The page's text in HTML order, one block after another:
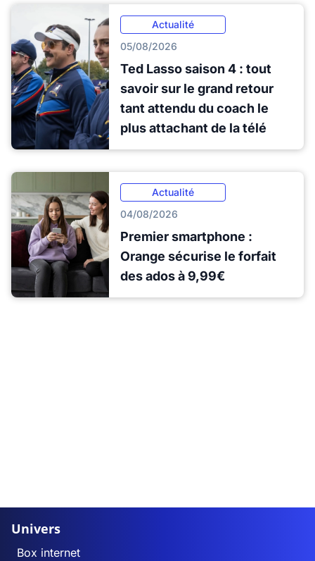
Actualité
05/08/2026
Ted Lasso saison 4 : tout
savoir sur le grand retour
tant attendu du coach le
plus attachant de la télé
Actualité
04/08/2026
Premier smartphone :
Orange sécurise le forfait
des ados à 9,99€
Univers
Box internet